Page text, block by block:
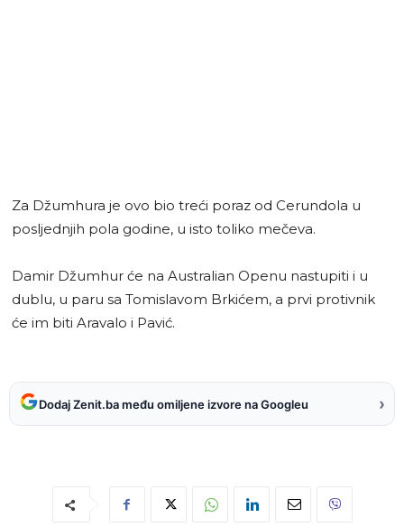
Za Džumhura je ovo bio treći poraz od Cerundola u
posljednjih pola godine, u isto toliko mečeva.
Damir Džumhur će na Australian Openu nastupiti i u
dublu, u paru sa Tomislavom Brkićem, a prvi protivnik
će im biti Aravalo i Pavić.
Dodaj Zenit.ba među omiljene izvore na Googleu ›